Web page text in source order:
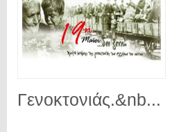
Γενοκτονιάς.&nb...